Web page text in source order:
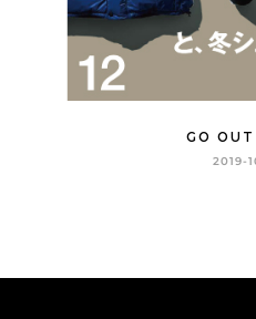
GO OUT
2019-